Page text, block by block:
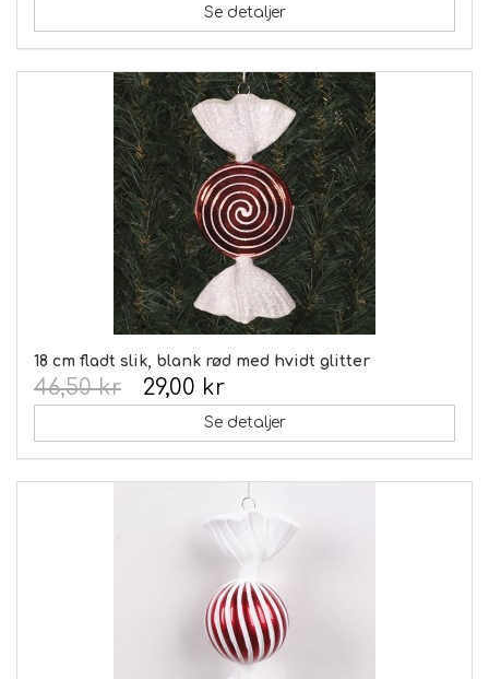
Se detaljer
18 cm fladt slik, blank rød med hvidt glitter
29,00 kr
46,50 kr
Se detaljer